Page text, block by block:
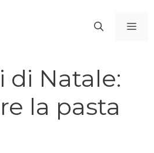
di Natale:
la pasta